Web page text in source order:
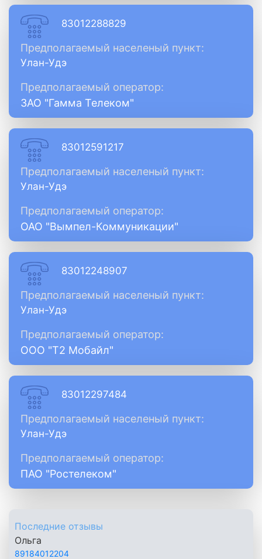
83012288829
Предполагаемый населеный пункт:
Улан-Удэ
Предполагаемый оператор:
ЗАО "Гамма Телеком"
83012591217
Предполагаемый населеный пункт:
Улан-Удэ
Предполагаемый оператор:
ОАО "Вымпел-Коммуникации"
83012248907
Предполагаемый населеный пункт:
Улан-Удэ
Предполагаемый оператор:
ООО "Т2 Мобайл"
83012297484
Предполагаемый населеный пункт:
Улан-Удэ
Предполагаемый оператор:
ПАО "Ростелеком"
Последние отзывы
Ольга
89184012204